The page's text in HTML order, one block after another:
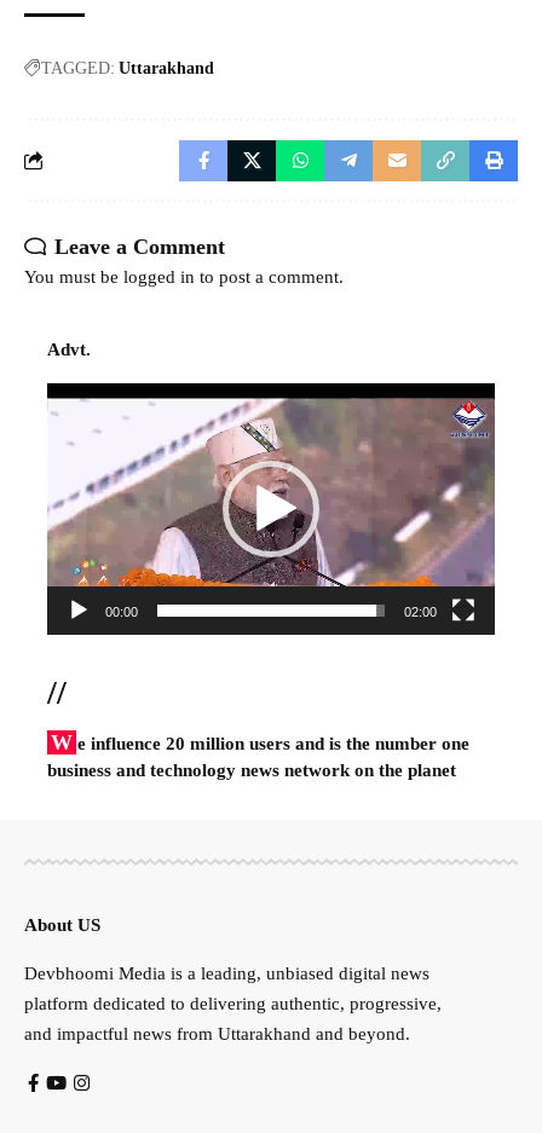
TAGGED: Uttarakhand
Leave a Comment
You must be logged in to post a comment.
Advt.
Video
00:00 02:00
//
W e influence 20 million users and is the number one
business and technology news network on the planet
About US
Devbhoomi Media is a leading, unbiased digital news
platform dedicated to delivering authentic, progressive,
and impactful news from Uttarakhand and beyond.